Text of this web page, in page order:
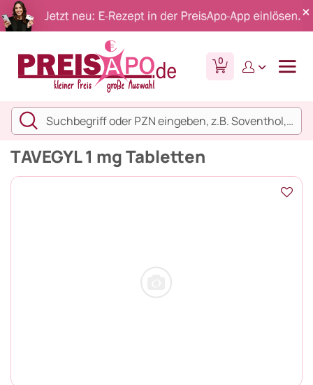
0
TAVEGYL 1 mg Tabletten